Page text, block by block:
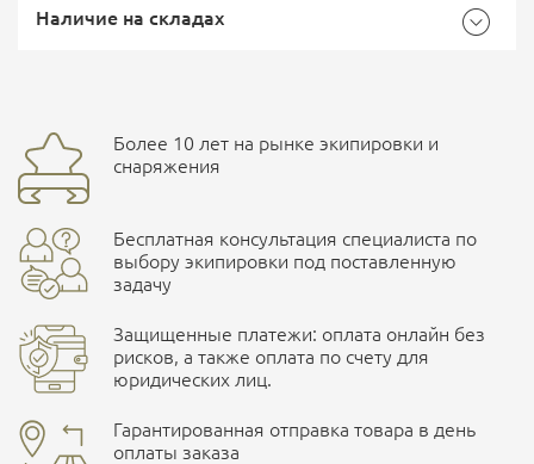
Доставка Почтой России
EMS Почта России
Доставка курьерской службой СДЭК -
Наличные при самовывозе
Размер 10 метров
Бренд
Страна производитель
Характеристики комплектаций
Размер
Ваш отзыв
Наличие на складах
улица Маяковского, 10
ПОДРОБНЕЕ О СКЛАДЕ
Более 10 лет на рынке экипировки и
снаряжения
Бесплатная консультация специалиста по
выбору экипировки под поставленную
задачу
Защищенные платежи: оплата онлайн без
рисков, а также оплата по счету для
юридических лиц.
Гарантированная отправка товара в день
оплаты заказа